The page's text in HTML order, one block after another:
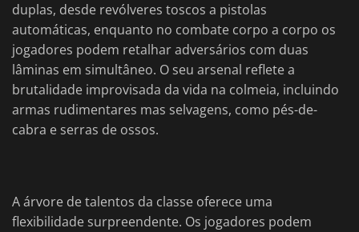
duplas, desde revólveres toscos a pistolas
automáticas, enquanto no combate corpo a corpo os
jogadores podem retalhar adversários com duas
lâminas em simultâneo. O seu arsenal reflete a
brutalidade improvisada da vida na colmeia, incluindo
armas rudimentares mas selvagens, como pés-de-
cabra e serras de ossos.
A árvore de talentos da classe oferece uma
flexibilidade surpreendente. Os jogadores podem